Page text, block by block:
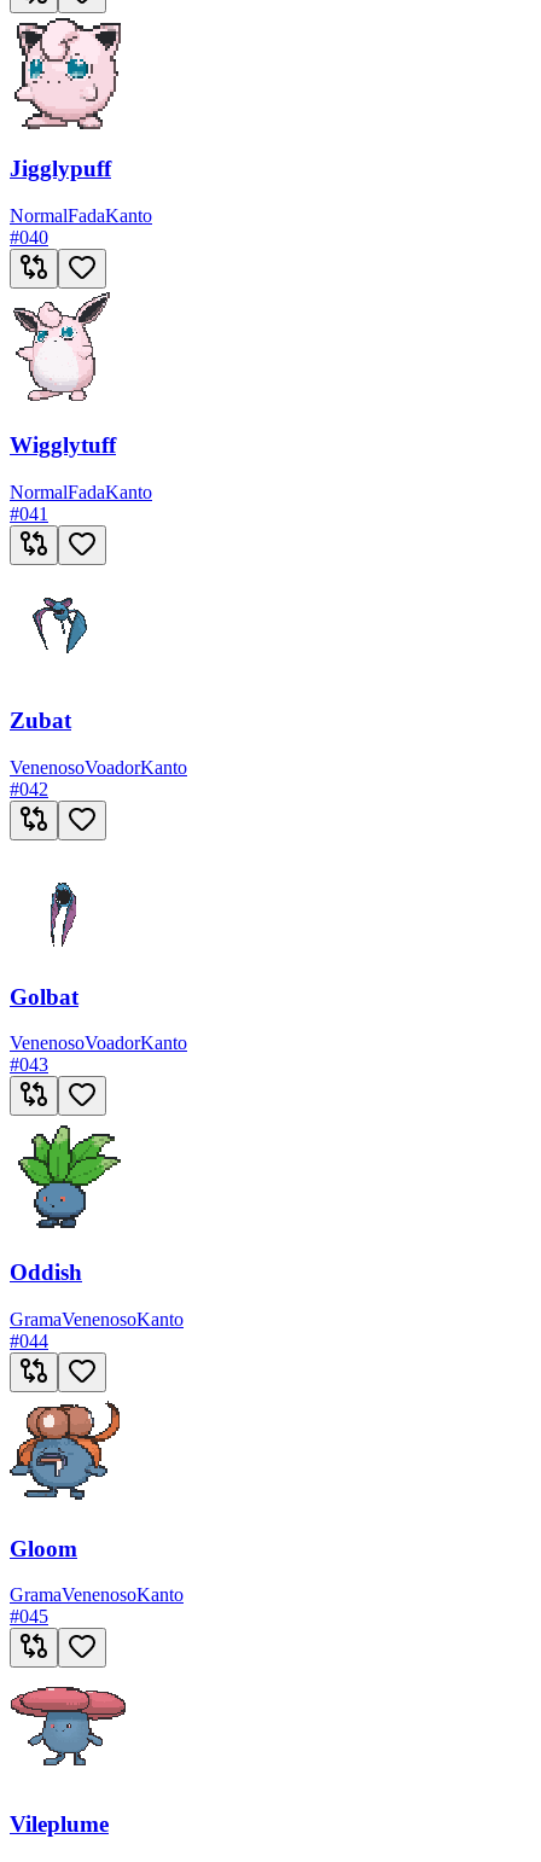
Jigglypuff
NormalFadaKanto
#040
Wigglytuff
NormalFadaKanto
#041
Zubat
VenenosoVoadorKanto
#042
Golbat
VenenosoVoadorKanto
#043
Oddish
GramaVenenosoKanto
#044
Gloom
GramaVenenosoKanto
#045
Vileplume